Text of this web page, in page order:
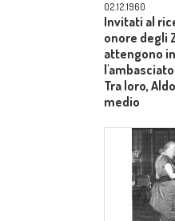
02.12.1960
Invitati al
onore degli
attengono
Tra loro,
medio